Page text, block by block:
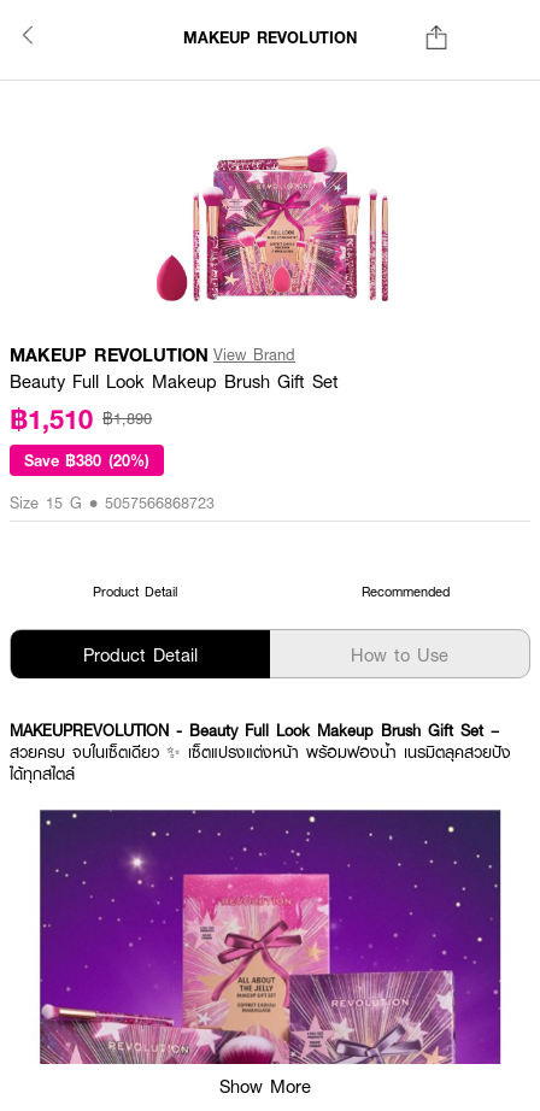
MAKEUP REVOLUTION
MAKEUP REVOLUTION View Brand
Beauty Full Look Makeup Brush Gift Set
฿1,510 ฿1,890
Save ฿380 (20%)
Size 15 G • 5057566868723
Product Detail Recommended
Product Detail How to Use
MAKEUPREVOLUTION - Beauty Full Look Makeup Brush Gift Set –
สวยครบ จบในเซ็ตเดียว ✨ เซ็ตแปรงแต่งหน้า พร้อมฟองน้ำ เนรมิตลุคสวยปัง
ได้ทุกสไตล์
Show More